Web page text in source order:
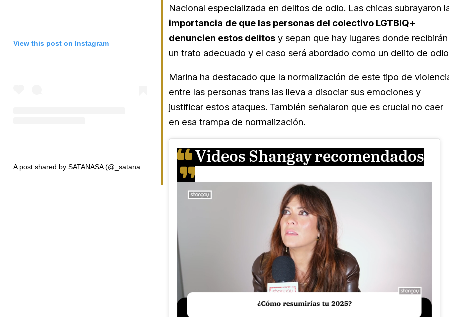
View this post on Instagram
Nacional especializada en delitos de odio. Las chicas subrayaron
importancia de que las personas del colectivo LGTBIQ+
denuncien estos delitos y sepan que hay lugares donde recibirán
un trato adecuado y el caso será abordado como un delito de
Marina ha destacado que la normalización de este tipo de
entre las personas trans las lleva a disociar sus emociones y
justificar estos ataques. También señalaron que es crucial no caer
en esa trampa de normalización.
Videos Shangay recomendados